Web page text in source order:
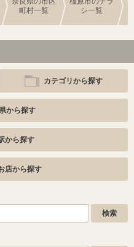
町村一覧
シ一覧
カテゴリから探す
から探す
から探す
店から探す